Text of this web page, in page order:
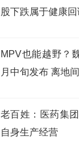
股下跌属于健康
MPV也能越野？
月中旬发布 离地
老百姓：医药集
自身生产经营